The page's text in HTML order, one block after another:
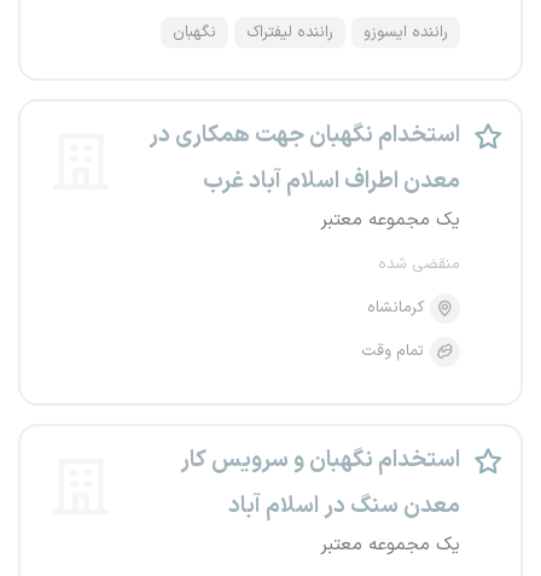
راننده ایسوزو راننده لیفتراک نگهبان
استخدام نگهبان جهت همکاری در
معدن اطراف اسلام آباد غرب
یک مجموعه معتبر
منقضی شده
کرمانشاه
تمام وقت
استخدام نگهبان و سرویس کار
معدن سنگ در اسلام آباد
یک مجموعه معتبر